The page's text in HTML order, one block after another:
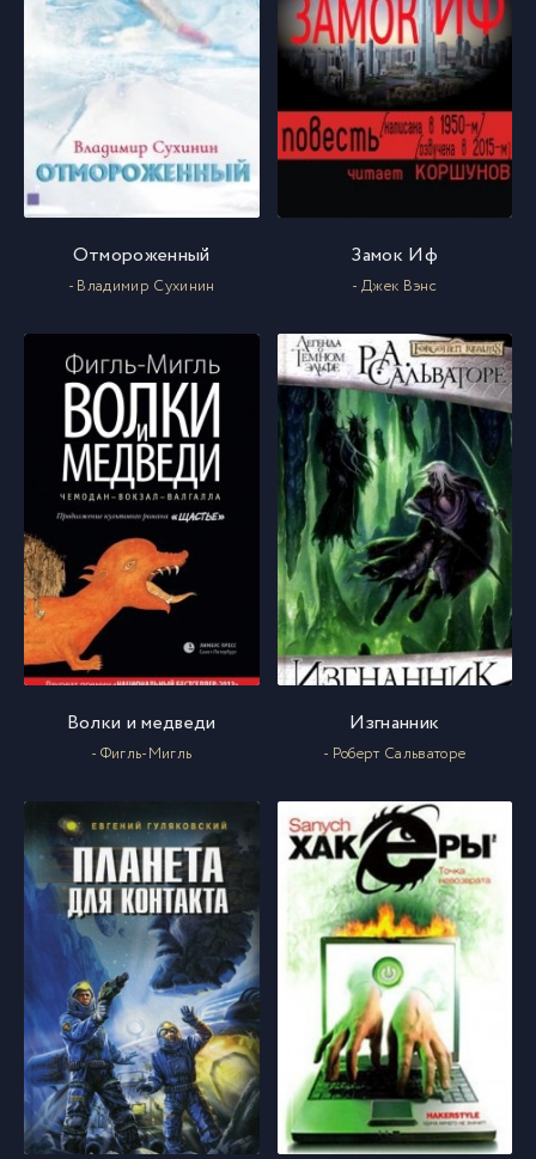
65 11-Глава 61
12-Глава 62
67 13-Глава 63
16-Глава 66
17-Глава 67
72 18-Глава 68
73 19-Глава 69
74 20-Глава 70
21-Глава 71
22-Глава 72
77 23-Глава 73
24-Глава 74
79 01-Глава 75
80 02-Глава 76
Отмороженный
- Владимир Сухинин
Замок Иф
- Джек Вэнс
Волки и медведи
- Фигль-Мигль
Изгнанник
- Роберт Сальваторе